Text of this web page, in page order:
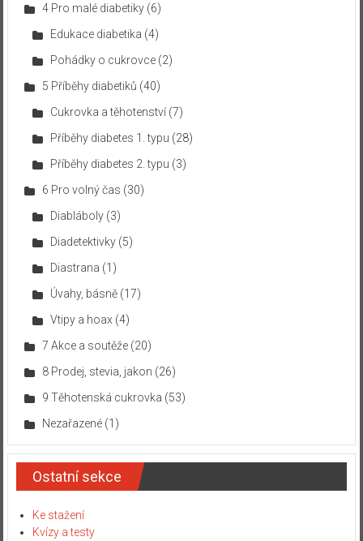
4 Pro malé diabetiky(6)
Edukace diabetika (4)
Pohádky o cukrovce(2)
5 Příběhy diabetiků (40)
Cukrovka a těhotenství(7)
Příběhy diabetes 1. typu (28)
Příběhy diabetes 2. typu (3)
6 Pro volný čas (30)
Diabláboly(3)
Diadetektivky(5)
Diastrana (1)
Úvahy, básně(17)
Vtipy a hoax (4)
7 Akce a soutěže(20)
8 Prodej, stevia, jakon (26)
9 Těhotenská cukrovka (53)
Nezařazené(1)
Ostatní sekce
Ke stažení
Kvízy a testy